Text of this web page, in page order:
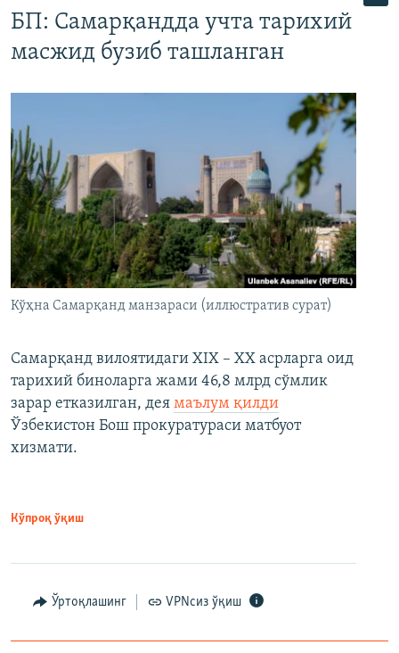
БП: Самарқандда учта тарихий
масжид бузиб ташланган
Кўҳна Самарқанд манзараси (иллюстратив сурат)
Самарқанд вилоятидаги XIX – XX асрларга оид
тарихий биноларга жами 46,8 млрд сўмлик
зарар етказилган, дея маълум қилди
Ўзбекистон Бош прокуратураси матбуот
хизмати.
Кўпроқ ўқиш
Ўртоқлашинг VPNсиз ўқиш